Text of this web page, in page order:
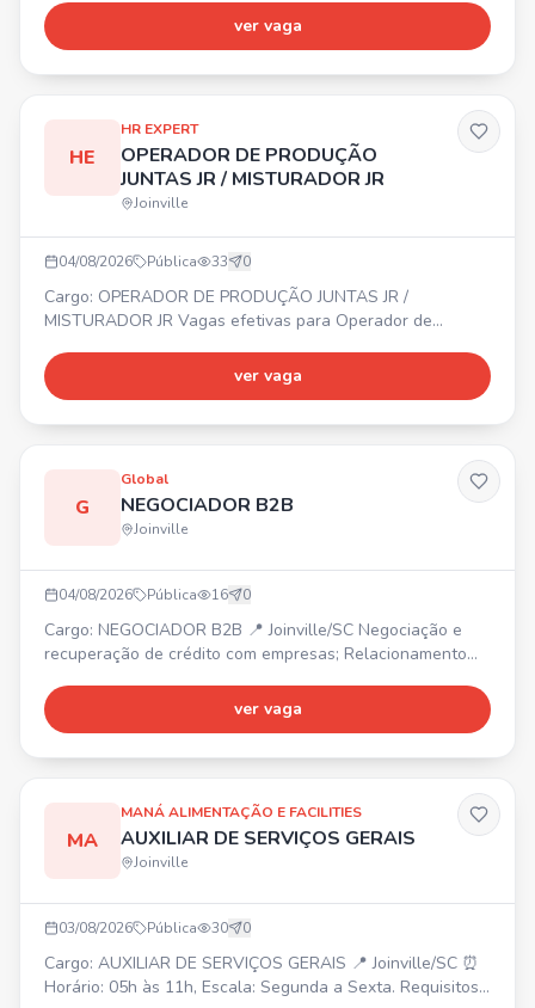
Experiência comprovada. Benefícios: Refeitório próprio
(desconto R$ 3,60); Vale transporte ou ajuda de custo;
ver vaga
HE
HR EXPERT
OPERADOR DE PRODUÇÃO
JUNTAS JR / MISTURADOR JR
Joinville
04/08/2026 Pública 33 0
Cargo: OPERADOR DE PRODUÇÃO JUNTAS JR /
MISTURADOR JR Vagas efetivas para Operador de
Aventureiro – Joinville. ✔ Não é necessário ter
experiência. ✔ Ensino fundamental completo. Início
ver vaga
G
Global
NEGOCIADOR B2B
Joinville
04/08/2026 Pública 16 0
Cargo: NEGOCIADOR B2B 📍 Joinville/SC Negociação e
recuperação de crédito com empresas; Relacionamento
de Telemarketing B2B (Araquari/SC), Estagiário de
Marketing (Joinville/SC), Back Office (Joinville/SC),
ver vaga
MA
MANÁ ALIMENTAÇÃO E FACILITIES
AUXILIAR DE SERVIÇOS GERAIS
Joinville
03/08/2026 Pública 30 0
Cargo: AUXILIAR DE SERVIÇOS GERAIS 📍 Joinville/SC ⏰
Horário: 05h às 11h, Escala: Segunda a Sexta. Requisitos: